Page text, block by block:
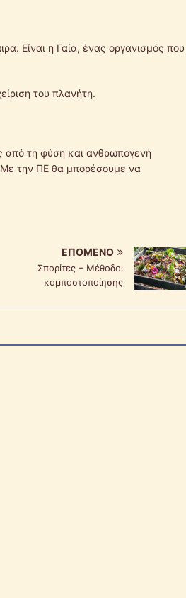
Είναι η Γαία, ένας οργανισμός που
του πλανήτη.
από τη φύση και ανθρωπογενή
Με την ΠΕ θα μπορέσουμε να
ΕΠΌΜΕΝΟ
Σπορίτες – Μέθοδοι
κομποστοποίησης